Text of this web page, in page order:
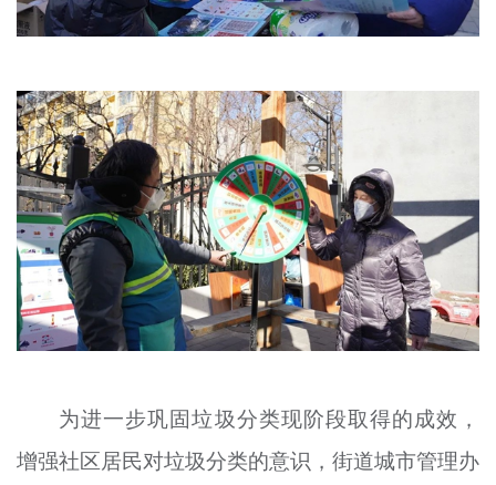
为进一步巩固垃圾分类现阶段取得的成效，
增强社区居民对垃圾分类的意识，街道城市管理办